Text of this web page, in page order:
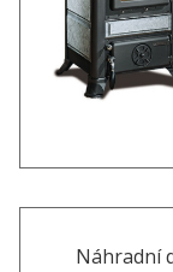
Náhradní